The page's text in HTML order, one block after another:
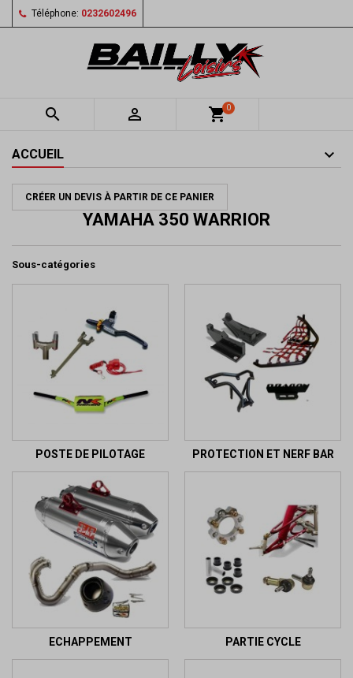
Téléphone: 0232602496
  shopping_cart0
ACCUEIL
CRÉER UN DEVIS À PARTIR DE CE PANIER
YAMAHA 350 WARRIOR
Sous-catégories
POSTE DE PILOTAGE PROTECTION ET NERF BAR
ECHAPPEMENT PARTIE CYCLE